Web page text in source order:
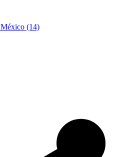
(14)